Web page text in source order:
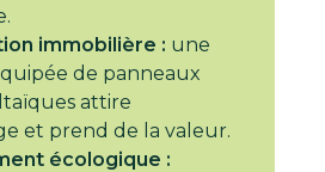
immobilière : une
de panneaux
attire
et prend de la valeur.
écologique :